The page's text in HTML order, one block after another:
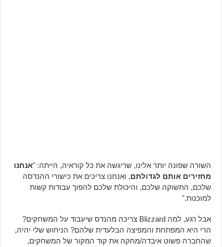
השורה שפונה יותר אלינו, שריגשה את כל קוראיה, הייתה: "אנחנו
מחזירים אותם לגדולתם, ואנחנו צריכים את כישורי ההנדסה
שלכם, התשוקה שלכם, והיכולת שלכם להפוך עבודות קשות
למוכנות."
אבל רגע, למה Blizzard צריכה מהנדס שיעבוד על המשחקים?
הרי היא המפתחת והמפיצה הבלעדית שלהם? הניחוש שלי יהיה,
שהחברה פשוט איבדה/מחקה את קוד המקור של המשחקים,